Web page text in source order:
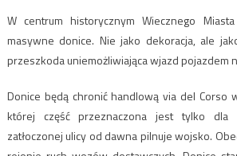
W centrum historycznym Wiecznego
masywne donice. Nie jako dekoracja, ale
przeszkoda uniemożliwiająca wjazd pojazdem
Donice będą chronić handlową via del Corso
której część przeznaczona jest tylko dla
zatłoczonej ulicy od dawna pilnuje wojsko.